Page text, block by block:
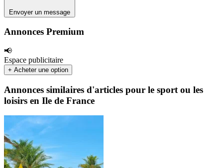
Annonces Premium
📢
Espace publicitaire
+ Acheter une option
Envoyer un message
Annonces similaires d'articles pour le sport ou les
loisirs en Ile de France